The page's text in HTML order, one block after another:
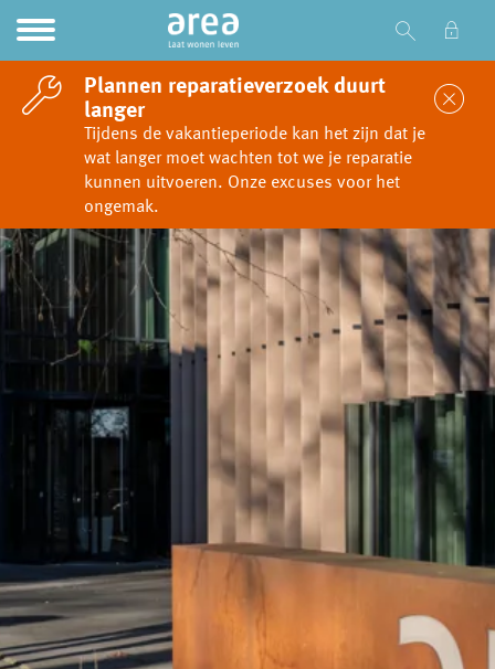
Naar hoofdinhoud
Naar hoofdnavigatiemenu
Naar de homepage
Ga naar Hoofd
Plannen reparatieverzoek duurt
langer
Tijdens de vakantieperiode kan het zijn dat je
wat langer moet wachten tot we je reparatie
kunnen uitvoeren. Onze excuses voor het
ongemak.